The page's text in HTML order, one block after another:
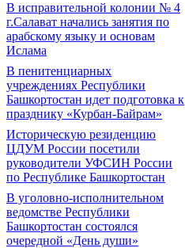
В исправительной колонии № 4
г.Салават начались занятия по
арабскому языку и основам
Ислама
В пенитенциарных
учреждениях Республики
Башкортостан идет подготовка к
празднику «Курбан-Байрам»
Историческую резиденцию
ЦДУМ России посетили
руководители УФСИН России
по Республике Башкортостан
В уголовно-исполнительном
ведомстве Республики
Башкортостан состоялся
очередной «День души»